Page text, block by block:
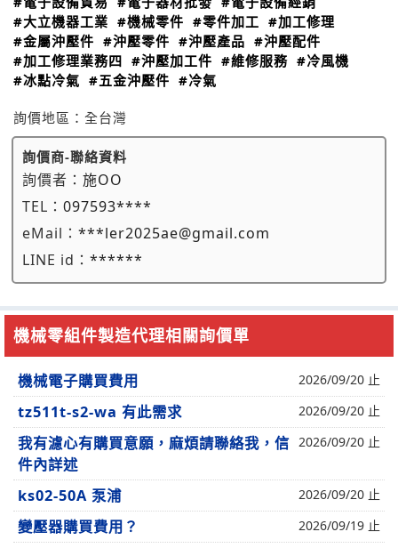
#大立機器工業 #機械零件 #零件加工 #加工修理
#金屬沖壓件 #沖壓零件 #沖壓產品 #沖壓配件
#加工修理業務四 #沖壓加工件 #維修服務 #冷風機
#冰點冷氣 #五金沖壓件 #冷氣
詢價地區： 全台灣
詢價商-聯絡資料
詢價者： 施OO
TEL： 097593****
eMail： ***ler2025ae@gmail.com
LINE id： ******
機械零組件製造代理相關詢價單
機械電子購買費用 2026/09/20 止
tz511t-s2-wa 有此需求 2026/09/20 止
我有濾心有購買意願，麻煩請聯絡我，信
件內詳述
2026/09/20 止
ks02-50A 泵浦 2026/09/20 止
變壓器購買費用？ 2026/09/19 止